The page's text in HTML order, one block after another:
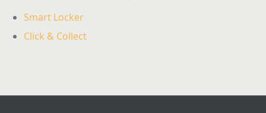
Smart Locker
Click & Collect